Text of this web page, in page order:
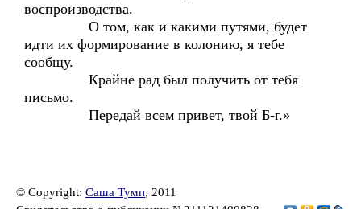
воспроизводства.
О том, как и какими путями, будет
идти их формирование в колонию, я тебе
сообщу.
Крайне рад был получить от тебя
письмо.
Передай всем привет, твой Б-г.»
© Copyright: Саша Тумп, 2011